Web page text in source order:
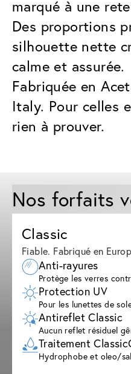
marqué à une
Des proportions
silhouette nette
calme et assurée.
Fabriquée en
Italy. Pour celles
rien à prouver.
Nos forfaits
Classic
Fiable. Fabriqué en
Anti-rayures
Protège les verres
Protection UV
Pour les lunettes de
Antireflet Classic
Aucun reflet résiduel
Traitement
Hydrophobe et oleo/